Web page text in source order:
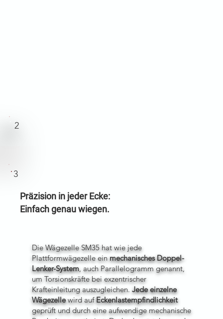
3
Präzision in jeder Ecke:
Einfach genau wiegen.
Die Wägezelle SM35 hat wie jede
Plattformwägezelle einmechanisches Doppel-
Lenker-System, auch Parallelogramm genannt,
um Torsionskräfte bei exzentrischer
Krafteinleitung auszugleichen.Jede einzelne
Wägezellewird aufEckenlastempfindlichkeit
geprüft und durch eine aufwendige mechanische
2